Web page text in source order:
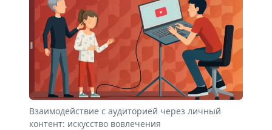
Взаимодействие с аудиторией через личный
контент: искусство вовлечения